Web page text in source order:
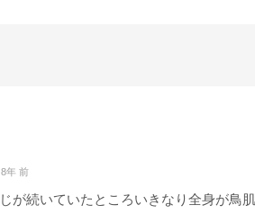
年 前
が続いていたところいきなり全身が鳥